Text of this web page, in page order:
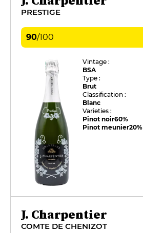
PRESTIGE
90/100
Vintage :
BSA
Type :
Brut
Classification :
Blanc
Varieties :
Pinot noir60%
Pinot meunier20%
J. Charpentier
COMTE DE CHENIZOT